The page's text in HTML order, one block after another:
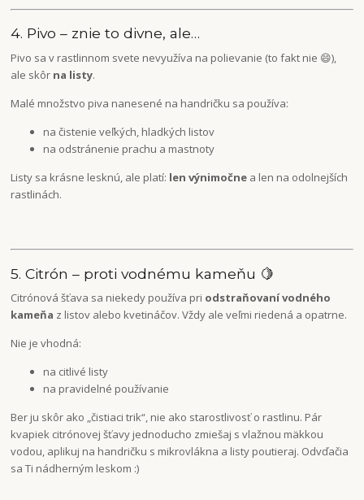
4. Pivo – znie to divne, ale…
Pivo sa v rastlinnom svete nevyužíva na polievanie (to fakt nie 😄),
ale skôr na listy.
Malé množstvo piva nanesené na handričku sa používa:
na čistenie veľkých, hladkých listov
na odstránenie prachu a mastnoty
Listy sa krásne lesknú, ale platí: len výnimočne a len na odolnejších
rastlinách.
5. Citrón – proti vodnému kameňu 🍋
Citrónová šťava sa niekedy používa pri odstraňovaní vodného
kameňa z listov alebo kvetináčov. Vždy ale veľmi riedená a opatrne.
Nie je vhodná:
na citlivé listy
na pravidelné používanie
Ber ju skôr ako „čistiaci trik“, nie ako starostlivosť o rastlinu. Pár
kvapiek citrónovej šťavy jednoducho zmiešaj s vlažnou mäkkou
vodou, aplikuj na handričku s mikrovlákna a listy poutieraj. Odvďačia
sa Ti nádherným leskom :)